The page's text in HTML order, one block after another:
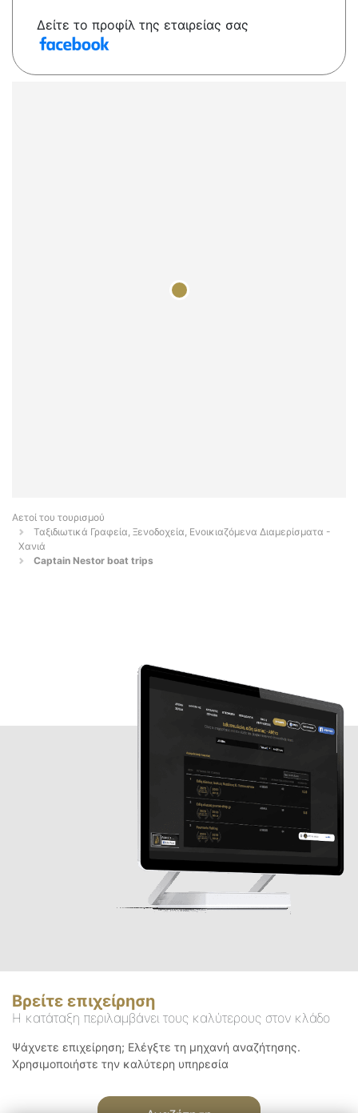
Δείτε το προφίλ της εταιρείας σας
Αετοί του τουρισμού
Ταξιδιωτικά Γραφεία, Ξενοδοχεία, Ενοικιαζόμενα Διαμερίσματα -
Χανιά
Captain Nestor boat trips
Βρείτε επιχείρηση
Η κατάταξη περιλαμβάνει τους καλύτερους στον κλάδο
Ψάχνετε επιχείρηση; Ελέγξτε τη μηχανή αναζήτησης.
Χρησιμοποιήστε την καλύτερη υπηρεσία